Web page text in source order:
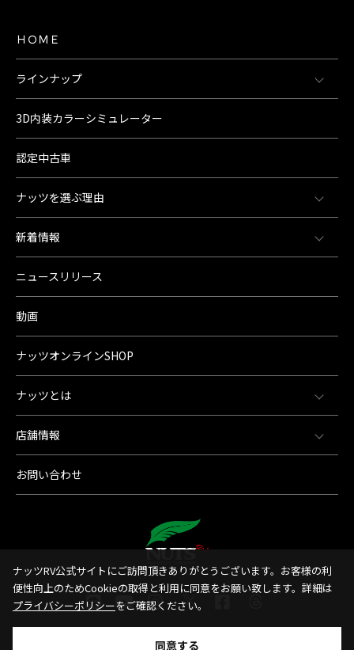
ＨＯＭＥ
ラインナップ
3D内装カラーシミュレーター
認定中古車
ナッツを選ぶ理由
新着情報
ニュースリリース
動画
ナッツオンラインSHOP
ナッツとは
店舗情報
お問い合わせ
© 1998-2026 Nut'sRV Co,.LTD All Rights Reserved.
ナッツRV公式サイトにご訪問頂きありがとうございます。お客様の利
便性向上のためCookieの取得と利用に同意をお願い致します。詳細は
プライバシーポリシーをご確認ください。
同意する